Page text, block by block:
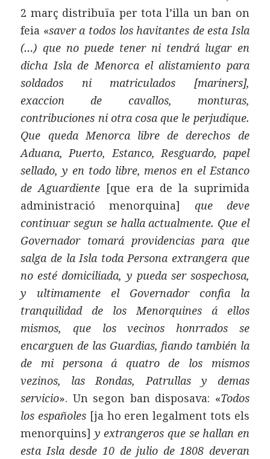
2 març distribuïa per tota l’illa un ban on
feia «saver a todos los havitantes de esta Isla
(…) que no puede tener ni tendrá lugar en
dicha Isla de Menorca el alistamiento para
soldados ni matriculados [mariners],
exaccion de cavallos, monturas,
contribuciones ni otra cosa que le perjudique.
Que queda Menorca libre de derechos de
Aduana, Puerto, Estanco, Resguardo, papel
sellado, y en todo libre, menos en el Estanco
de Aguardiente [que era de la suprimida
administració menorquina] que deve
continuar segun se halla actualmente. Que el
Governador tomará providencias para que
salga de la Isla toda Persona extrangera que
no esté domiciliada, y pueda ser sospechosa,
y ultimamente el Governador confia la
tranquilidad de los Menorquines á ellos
mismos, que los vecinos honrrados se
encarguen de las Guardias, fiando también la
de mi persona á quatro de los mismos
vezinos, las Rondas, Patrullas y demas
servicio». Un segon ban disposava: «Todos
los españoles [ja ho eren legalment tots els
menorquins] y extrangeros que se hallan en
esta Isla desde 10 de julio de 1808 deveran